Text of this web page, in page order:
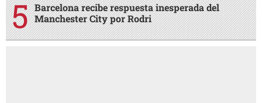
Barcelona recibe respuesta inesperada del
Manchester City por Rodri